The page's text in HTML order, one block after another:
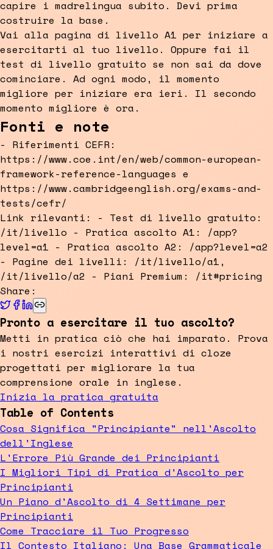
capire i madrelingua subito. Devi prima
costruire la base.
Vai alla pagina di livello A1 per iniziare a
esercitarti al tuo livello. Oppure fai il
test di livello gratuito se non sai da dove
cominciare. Ad ogni modo, il momento
migliore per iniziare era ieri. Il secondo
momento migliore è ora.
Fonti e note
- Riferimenti CEFR:
https://www.coe.int/en/web/common-european-
framework-reference-languages e
https://www.cambridgeenglish.org/exams-and-
tests/cefr/
Link rilevanti: - Test di livello gratuito:
/it/livello - Pratica ascolto A1: /app?
level=a1 - Pratica ascolto A2: /app?level=a2
- Pagine dei livelli: /it/livello/a1,
/it/livello/a2 - Piani Premium: /it#pricing
Share:
Pronto a esercitare il tuo ascolto?
Metti in pratica ciò che hai imparato. Prova
i nostri esercizi interattivi di cloze
progettati per migliorare la tua
comprensione orale in inglese.
Inizia la pratica gratuita
Table of Contents
Cosa Significa "Principiante" nell'Ascolto
dell'Inglese
L'Errore Più Grande dei Principianti
I Migliori Tipi di Pratica d'Ascolto per
Principianti
Un Piano d'Ascolto di 4 Settimane per
Principianti
Come Tracciare il Tuo Progresso
Il Contesto Italiano: Una Base Grammaticale